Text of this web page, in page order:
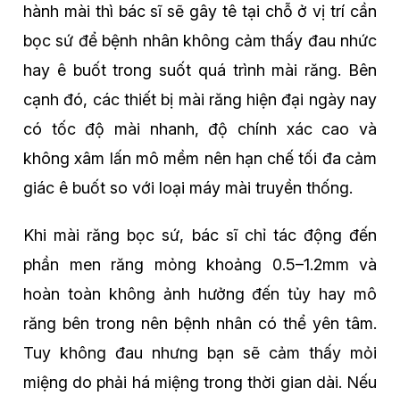
hành mài thì bác sĩ sẽ gây tê tại chỗ ở vị trí cần
bọc sứ để bệnh nhân không cảm thấy đau nhức
hay ê buốt trong suốt quá trình mài răng. Bên
cạnh đó, các thiết bị mài răng hiện đại ngày nay
có tốc độ mài nhanh, độ chính xác cao và
không xâm lấn mô mềm nên hạn chế tối đa cảm
giác ê buốt so với loại máy mài truyền thống.
Khi mài răng bọc sứ, bác sĩ chỉ tác động đến
phần men răng mỏng khoảng 0.5–1.2mm và
hoàn toàn không ảnh hưởng đến tủy hay mô
răng bên trong nên bệnh nhân có thể yên tâm.
Tuy không đau nhưng bạn sẽ cảm thấy mỏi
miệng do phải há miệng trong thời gian dài. Nếu